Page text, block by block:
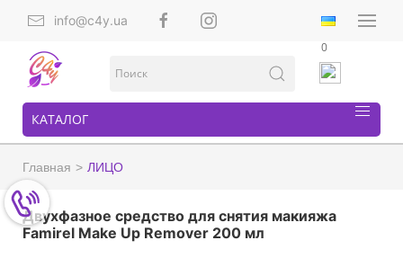
info@c4y.ua
0
КАТАЛОГ
Главная ЛИЦО
Двухфазное средство для снятия макияжа
Famirel Make Up Remover 200 мл